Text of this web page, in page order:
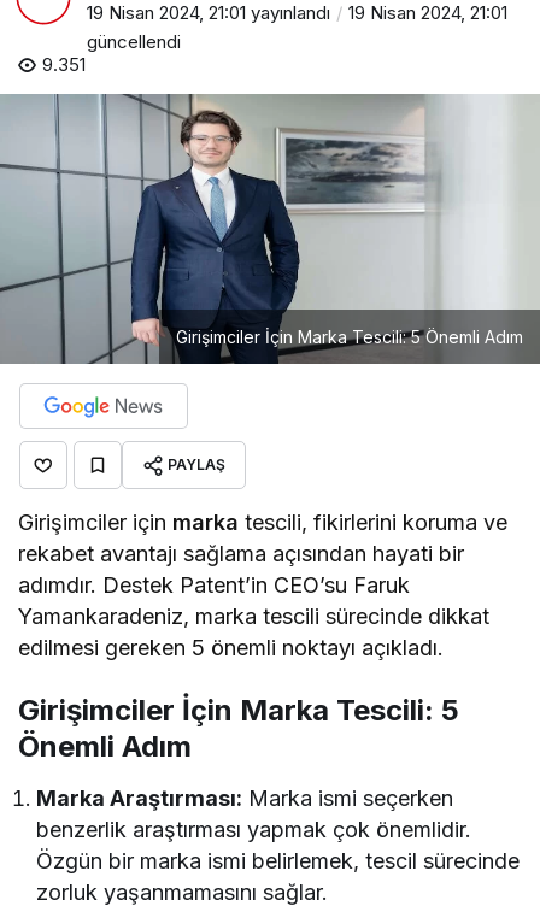
19 Nisan 2024, 21:01 yayınlandı
19 Nisan 2024, 21:01
güncellendi
9.351
Girişimciler İçin Marka Tescili: 5 Önemli Adım
PAYLAŞ
Girişimciler için marka tescili, fikirlerini koruma ve
rekabet avantajı sağlama açısından hayati bir
adımdır. Destek Patent’in CEO’su Faruk
Yamankaradeniz, marka tescili sürecinde dikkat
edilmesi gereken 5 önemli noktayı açıkladı.
Girişimciler İçin Marka Tescili: 5
Önemli Adım
Marka Araştırması: Marka ismi seçerken
benzerlik araştırması yapmak çok önemlidir.
Özgün bir marka ismi belirlemek, tescil sürecinde
zorluk yaşanmamasını sağlar.